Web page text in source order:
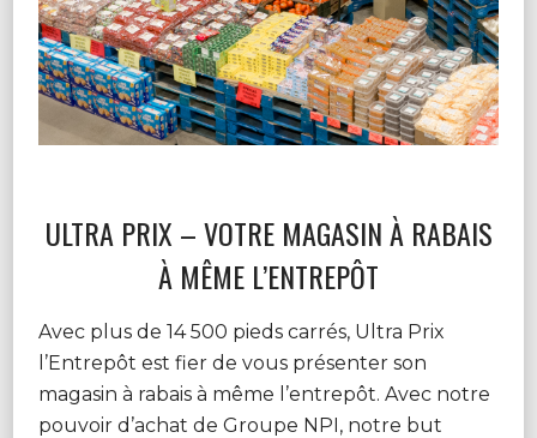
ULTRA PRIX – VOTRE MAGASIN À RABAIS
À MÊME L’ENTREPÔT
Avec plus de 14 500 pieds carrés, Ultra Prix
l’Entrepôt est fier de vous présenter son
magasin à rabais à même l’entrepôt. Avec notre
pouvoir d’achat de Groupe NPI, notre but